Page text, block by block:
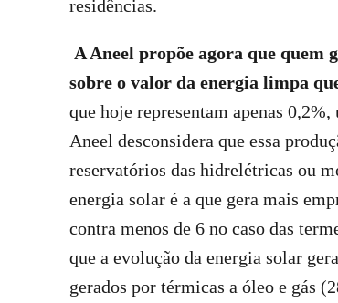
residências.
A Aneel propõe agora que quem
sobre o valor da energia limpa
que hoje representam apenas
Aneel desconsidera que essa
reservatórios das hidrelétricas ou
energia solar é a que gera mais
contra menos de 6 no caso das
que a evolução da energia solar
gerados por térmicas a óleo e gás